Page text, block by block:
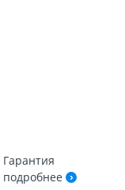
Гарантия
подробнее